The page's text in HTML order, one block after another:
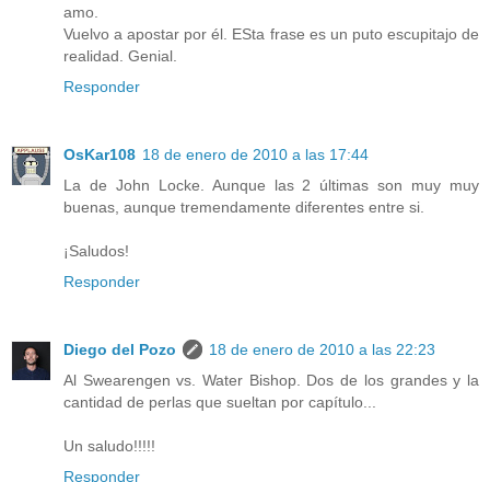
amo.
Vuelvo a apostar por él. ESta frase es un puto escupitajo de
realidad. Genial.
Responder
OsKar108 18 de enero de 2010 a las 17:44
La de John Locke. Aunque las 2 últimas son muy muy
buenas, aunque tremendamente diferentes entre si.
¡Saludos!
Responder
Diego del Pozo
18 de enero de 2010 a las 22:23
Al Swearengen vs. Water Bishop. Dos de los grandes y la
cantidad de perlas que sueltan por capítulo...
Un saludo!!!!!
Responder